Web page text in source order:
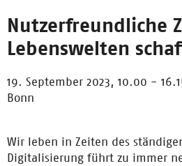
Nutzerfreundliche
Lebenswelten
19. September 2023, 10.00 -
Bonn
Wir leben in Zeiten des
Digitalisierung führt zu immer